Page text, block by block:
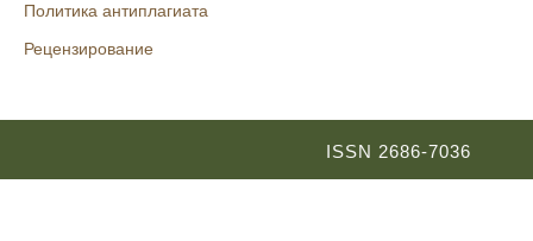
Политика антиплагиата
Рецензирование
ISSN 2686-7036